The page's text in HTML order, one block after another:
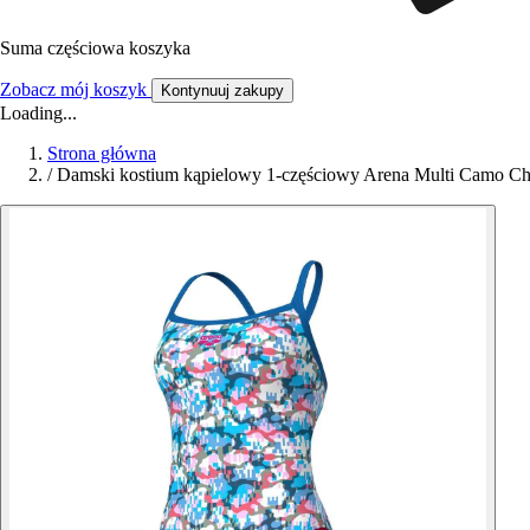
Suma częściowa koszyka
Zobacz mój koszyk Kontynuuj zakupy
Loading...
Strona główna
/ Damski kostium kąpielowy 1-częściowy Arena Multi Camo